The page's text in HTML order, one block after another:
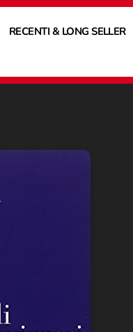
RECENTI & LONG SELLER